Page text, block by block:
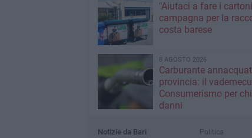
"Aiutaci a fare i
campagna per la
costa barese
8 AGOSTO 2026
Carburante
provincia: il
Consumerismo per
danni
Notizie da Bari Politica